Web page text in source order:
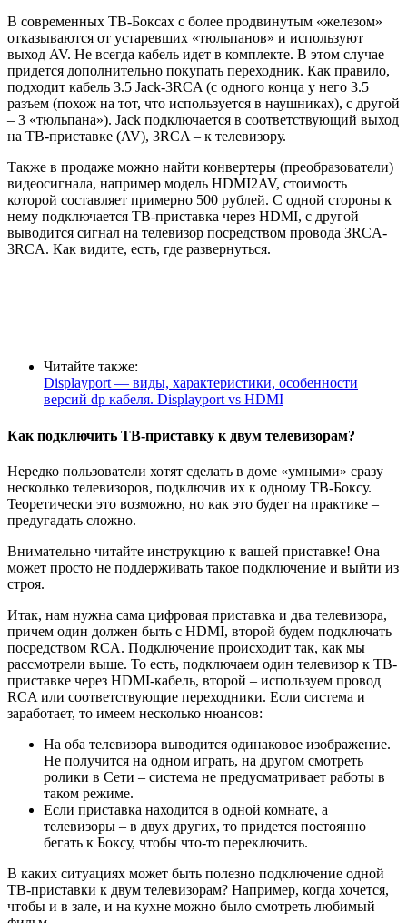
В современных ТВ-Боксах с более продвинутым «железом»
отказываются от устаревших «тюльпанов» и используют
выход AV. Не всегда кабель идет в комплекте. В этом случае
придется дополнительно покупать переходник. Как правило,
подходит кабель 3.5 Jack-3RCA(с одного конца у него 3.5
разъем (похож на тот, что используется в наушниках), с другой
– 3 «тюльпана»). Jack подключается в соответствующий выход
на ТВ-приставке (AV), 3RCA– к телевизору.
Также в продаже можно найти конвертеры (преобразователи)
видеосигнала, например модель HDMI2AV, стоимость
которой составляет примерно 500 рублей. С одной стороны к
нему подключается ТВ-приставка через HDMI, с другой
выводится сигнал на телевизор посредством провода 3RCA-
3RCA. Как видите, есть, где развернуться.
Читайте также:
Displayport — виды, характеристики, особенности
версий dp кабеля. Displayport vs HDMI
Как подключить ТВ-приставку к двум телевизорам?
Нередко пользователи хотят сделать в доме «умными» сразу
несколько телевизоров, подключив их к одному ТВ-Боксу.
Теоретически это возможно, но как это будет на практике –
предугадать сложно.
Внимательно читайте инструкцию к вашей приставке! Она
может просто не поддерживать такое подключение и выйти из
строя.
Итак, нам нужна сама цифровая приставка и два телевизора,
причем один должен быть с HDMI, второй будем подключать
посредством RCA. Подключение происходит так, как мы
рассмотрели выше. То есть, подключаем один телевизор к ТВ-
приставке через HDMI-кабель, второй – используем провод
RCA или соответствующие переходники. Если система и
заработает, то имеем несколько нюансов:
На оба телевизора выводится одинаковое изображение.
Не получится на одном играть, на другом смотреть
ролики в Сети – система не предусматривает работы в
таком режиме.
Если приставка находится в одной комнате, а
телевизоры – в двух других, то придется постоянно
бегать к Боксу, чтобы что-то переключить.
В каких ситуациях может быть полезно подключение одной
ТВ-приставки к двум телевизорам? Например, когда хочется,
чтобы и в зале, и на кухне можно было смотреть любимый